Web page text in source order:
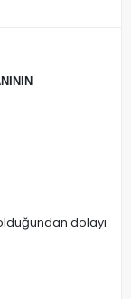
dolayı